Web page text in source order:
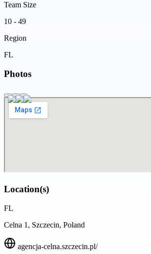
Team Size
10 - 49
Region
FL
Photos
Location(s)
FL
Celna 1, Szczecin, Poland
agencja-celna.szczecin.pl/